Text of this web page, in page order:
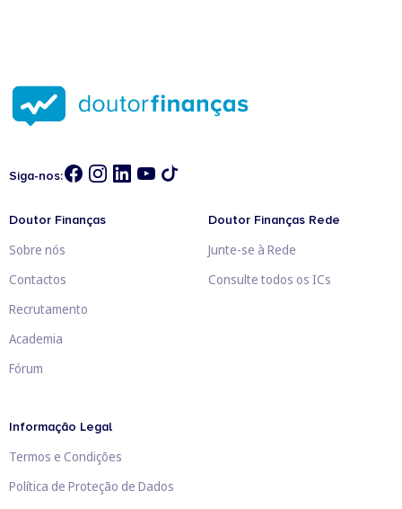
Siga-nos:
Doutor Finanças
Sobre nós
Contactos
Recrutamento
Academia
Fórum
Doutor Finanças Rede
Junte-se à Rede
Consulte todos os ICs
Informação Legal
Termos e Condições
Política de Proteção de Dados